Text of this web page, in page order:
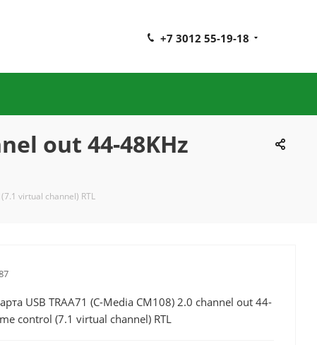
+7 3012 55-19-18
out 44-48KHz
virtual channel) RTL
USB TRAA71 (C-Media CM108) 2.0 channel out 44-
control (7.1 virtual channel) RTL